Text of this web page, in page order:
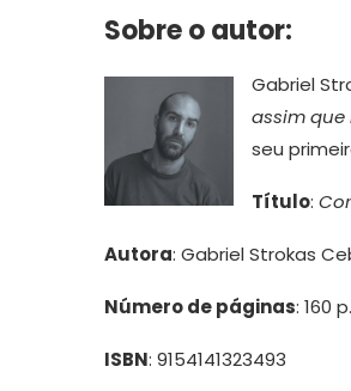
Sobre o autor:
Gabriel
assim
seu
Título:
Autora: Gabriel Strokas
Número de páginas: 160 p.
ISBN: 9154141323493